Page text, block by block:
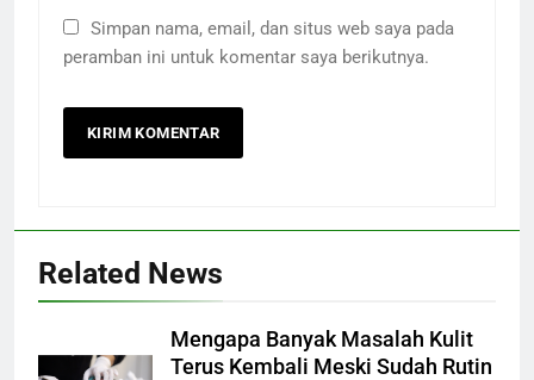
Simpan nama, email, dan situs web saya pada
peramban ini untuk komentar saya berikutnya.
Related News
Mengapa Banyak Masalah Kulit
Terus Kembali Meski Sudah Rutin